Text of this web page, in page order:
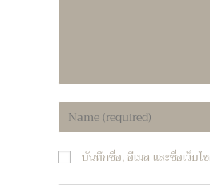
Enter
your
or
บันทึกชื่อ, อีเมล และชื่อเว็บไ